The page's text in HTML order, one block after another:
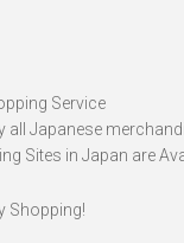
Service
all Japanese
Sites in Japan are
Shopping!